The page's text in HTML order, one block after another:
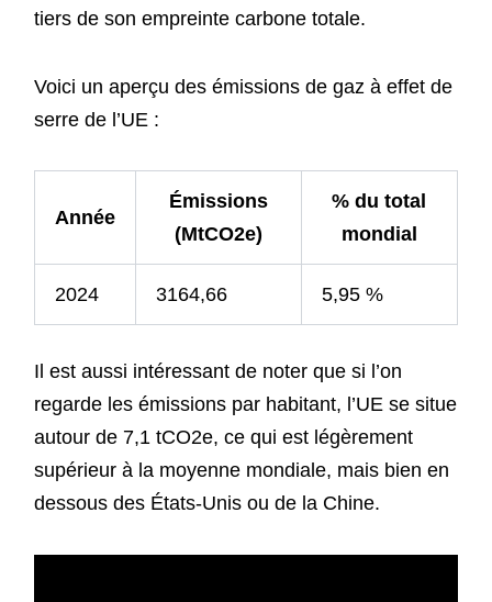
tiers de son empreinte carbone totale.
Voici un aperçu des émissions de gaz à effet de
serre de l’UE :
Année
Émissions
(MtCO2e)
% du total
mondial
2024 3164,66 5,95 %
Il est aussi intéressant de noter que si l’on
regarde les émissions par habitant, l’UE se situe
autour de 7,1 tCO2e, ce qui est légèrement
supérieur à la moyenne mondiale, mais bien en
dessous des États-Unis ou de la Chine.